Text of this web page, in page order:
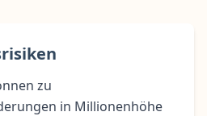
zu
in Millionenhöhe